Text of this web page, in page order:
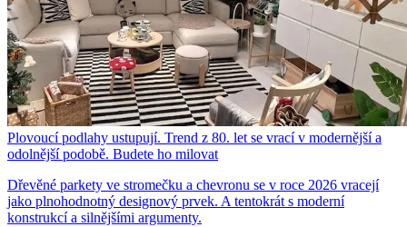
Plovoucí podlahy ustupují. Trend z 80. let se vrací v modernější a
odolnější podobě. Budete ho milovat
Dřevěné parkety ve stromečku a chevronu se v roce 2026 vracejí
jako plnohodnotný designový prvek. A tentokrát s moderní
konstrukcí a silnějšími argumenty.